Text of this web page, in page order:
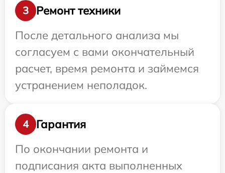
3
Ремонт техники
После детального анализа мы
согласуем с вами окончательный
расчет, время ремонта и займемся
устранением неполадок.
4
Гарантия
По окончании ремонта и
подписания акта выполненных